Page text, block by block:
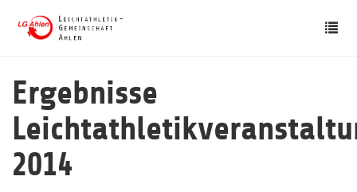
Ergebnisse
2014